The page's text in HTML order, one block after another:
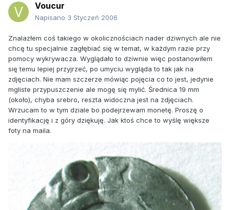
Voucur
Napisano 3 Styczeń 2006
Znalazłem coś takiego w okolicznościach nader dziwnych ale nie
chcę tu specjalnie zagłębiać się w temat, w każdym razie przy
pomocy wykrywacza. Wyglądało to dziwnie więc postanowiłem
się temu lepiej przyjrzeć, po umyciu wygląda to tak jak na
zdjęciach. Nie mam szczerze mówiąc pojęcia co to jest, jedynie
mgliste przypuszczenie ale mogę się mylić. Średnica 19 mm
(około), chyba srebro, reszta widoczna jest na zdjęciach.
Wrzucam to w tym dziale bo podejrzewam monetę. Proszę o
identyfikację i z góry dziękuję. Jak ktoś chce to wyślę większe
foty na maila.